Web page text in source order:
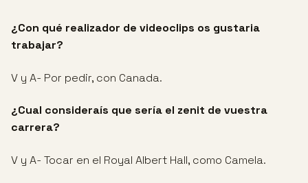
¿Con qué realizador de videoclips os gustaria
trabajar?
V y A- Por pedir, con Canada.
¿Cual consideraís que sería el zenit de vuestra
carrera?
V y A- Tocar en el Royal Albert Hall, como Camela.